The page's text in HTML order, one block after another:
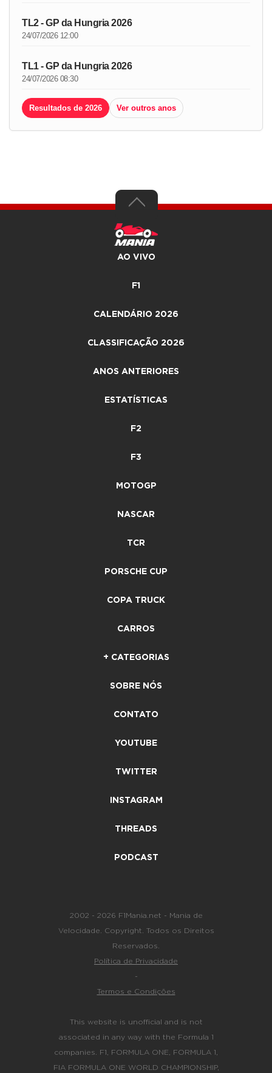
TL2 - GP da Hungria 2026
24/07/2026 12:00
TL1 - GP da Hungria 2026
24/07/2026 08:30
Resultados de 2026 Ver outros anos
AO VIVO
F1
CALENDÁRIO 2026
CLASSIFICAÇÃO 2026
ANOS ANTERIORES
ESTATÍSTICAS
F2
F3
MOTOGP
NASCAR
TCR
PORSCHE CUP
COPA TRUCK
CARROS
+ CATEGORIAS
SOBRE NÓS
CONTATO
YOUTUBE
TWITTER
INSTAGRAM
THREADS
PODCAST
2002 - 2026 F1Mania.net - Mania de
Velocidade. Copyright. Todos os Direitos
Reservados.
Política de Privacidade
-
Termos e Condições
This website is unofficial and is not
associated in any way with the Formula 1
companies. F1, FORMULA ONE, FORMULA 1,
FIA FORMULA ONE WORLD CHAMPIONSHIP,